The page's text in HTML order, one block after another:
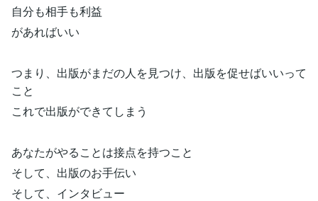
自分も相手も利益
があればいい
つまり、出版がまだの人を見つけ、出版を促せばいいって
こと
これで出版ができてしまう
あなたがやることは接点を持つこと
そして、出版のお手伝い
そして、インタビュー